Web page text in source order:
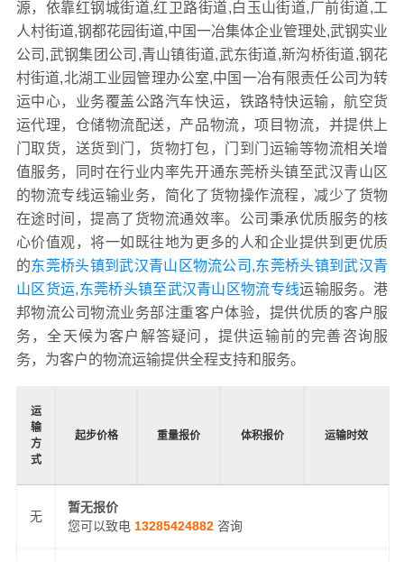
源，依靠红钢城街道,红卫路街道,白玉山街道,厂前街道,工
人村街道,钢都花园街道,中国一冶集体企业管理处,武钢实业
公司,武钢集团公司,青山镇街道,武东街道,新沟桥街道,钢花
村街道,北湖工业园管理办公室,中国一冶有限责任公司为转
运中心，业务覆盖公路汽车快运，铁路特快运输，航空货
运代理，仓储物流配送，产品物流，项目物流，并提供上
门取货，送货到门，货物打包，门到门运输等物流相关增
值服务，同时在行业内率先开通东莞桥头镇至武汉青山区
的物流专线运输业务，简化了货物操作流程，减少了货物
在途时间，提高了货物流通效率。公司秉承优质服务的核
心价值观，将一如既往地为更多的人和企业提供到更优质
的东莞桥头镇到武汉青山区物流公司,东莞桥头镇到武汉青
山区货运,东莞桥头镇至武汉青山区物流专线运输服务。港
邦物流公司物流业务部注重客户体验，提供优质的客户服
务，全天候为客户解答疑问，提供运输前的完善咨询服
务，为客户的物流运输提供全程支持和服务。
运
输
方
式
起步价格 重量报价 体积报价 运输时效
无
暂无报价
您可以致电 13285424882 咨询